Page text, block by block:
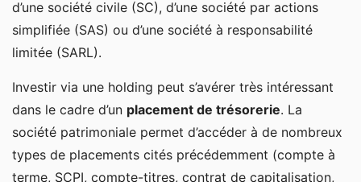
d’une société civile (SC), d’une société par actions
simplifiée (SAS) ou d’une société à responsabilité
limitée (SARL).
Investir via une holding peut s’avérer très intéressant
dans le cadre d’un placement de trésorerie. La
société patrimoniale permet d’accéder à de nombreux
types de placements cités précédemment (compte à
terme, SCPI, compte-titres, contrat de capitalisation,